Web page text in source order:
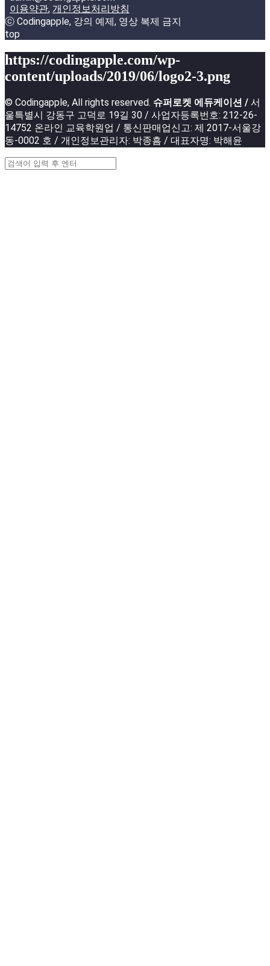
이용약관, 개인정보처리방침
ⓒ Codingapple, 강의 예제, 영상 복제 금지
top
https://codingapple.com/wp-
content/uploads/2019/06/logo2-3.png
© Codingapple, All rights reserved. 슈퍼로켓 에듀케이션 / 서
울특별시 강동구 고덕로 19길 30 / 사업자등록번호: 212-26-
14752 온라인 교육학원업 / 통신판매업신고: 제 2017-서울강
동-0002 호 / 개인정보관리자: 박종흠 / 대표자명: 박해윤